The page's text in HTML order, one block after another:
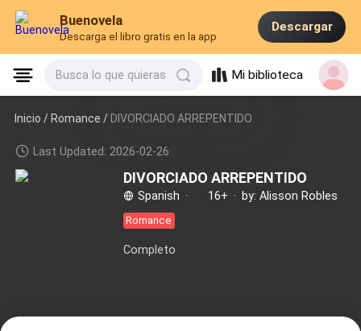
Buenovela
Descarga el libro gratis en la app
Descargar
Busca lo que quieras Mi biblioteca
Inicio /Romance / DIVORCIADO ARREPENTIDO
Last Updated: 2026-02-26
DIVORCIADO ARREPENTIDO
Spanish · 16+ · by: Alisson Robles
Romance
Completo